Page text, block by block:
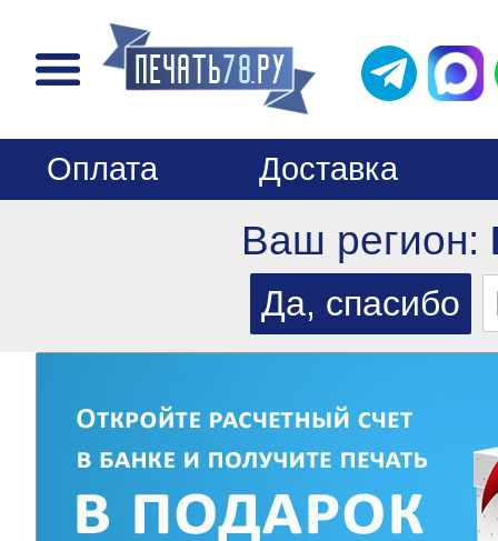
Оплата Доставка
Ваш регион: